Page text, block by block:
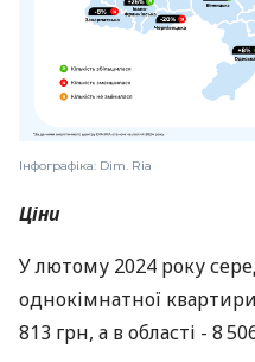
Інфографіка: Dim. Ria
Ціни
У лютому 2024 року
однокімнатної
813 грн, а в області - 8